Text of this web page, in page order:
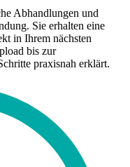
Abhandlungen und
Sie erhalten eine
in Ihrem nächsten
bis zur
praxisnah erklärt.